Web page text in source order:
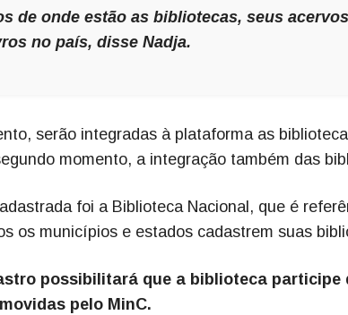
de onde estão as bibliotecas, seus
no país, disse Nadja.
serão integradas à plataforma as
momento, a integração também das
foi a Biblioteca Nacional, que é
os municípios e estados cadastrem suas
possibilitará que a biblioteca participe
pelo MinC.